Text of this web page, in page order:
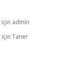
için admin
için Taner